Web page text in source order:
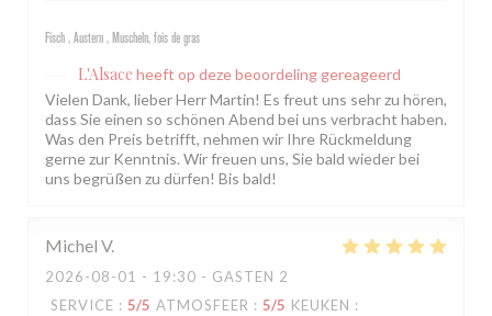
Fisch , Austern , Muscheln, fois de gras
L'Alsace heeft op deze beoordeling gereageerd
Vielen Dank, lieber Herr Martin! Es freut uns sehr zu hören,
dass Sie einen so schönen Abend bei uns verbracht haben.
Was den Preis betrifft, nehmen wir Ihre Rückmeldung
gerne zur Kenntnis. Wir freuen uns, Sie bald wieder bei
uns begrüßen zu dürfen! Bis bald!
Michel V
2026-08-01 - 19:30 - GASTEN 2
SERVICE : 5/5 ATMOSFEER : 5/5 KEUKEN :